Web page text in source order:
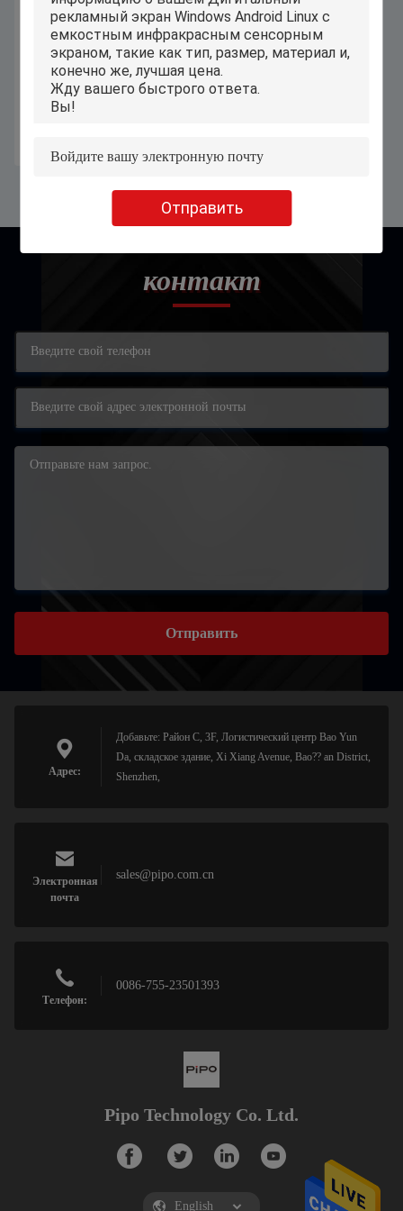
Отправить
Сенсорный экран планшета
коробки Окна Aio POE PiPO
настольный 10,1 дюйма
контакт
Отправить
Адрес:
Добавьте: Район C, 3F, Логистический центр Bao Yun
Da, складское здание, Xi Xiang Avenue, Bao?? an District,
Shenzhen,
Электронная
почта
sales@pipo.com.cn
Телефон:
0086-755-23501393
Pipo Technology Co. Ltd.